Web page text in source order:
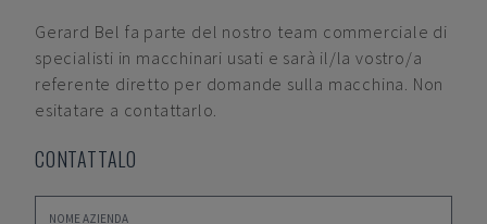
Gerard Bel fa parte del nostro team commerciale di
specialisti in macchinari usati e sarà il/la vostro/a
referente diretto per domande sulla macchina. Non
esitatare a contattarlo.
CONTATTALO